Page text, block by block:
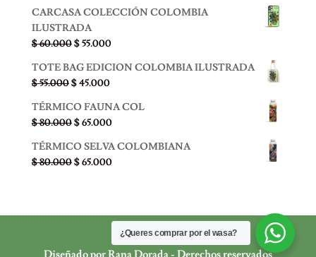
precios:
hasta
CARCASA COLECCIÓN COLOMBIA
ILUSTRADA
$60.000El
original
era:
$ 60.000.
$55.000El
actual
$ 55.000.
TOTE BAG EDICION COLOMBIA ILUSTRADA
$55.000El
original
era:
$ 55.000.
$45.000El
actual
es:
$ 45.000.
TÉRMICO FAUNA COL
$80.000El
original
era:
$65.000El
actual
es:
TÉRMICO SELVA COLOMBIANA
$80.000El
$ 80.000.
$65.000El
$ 65.000.
Diseñado por Rana Dorada - Derechos reservados
¿Queres comprar por el wasa?